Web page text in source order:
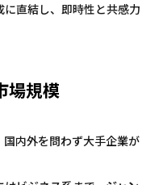
直結し、即時性と共感力
場規模
国内外を問わず大手企業が